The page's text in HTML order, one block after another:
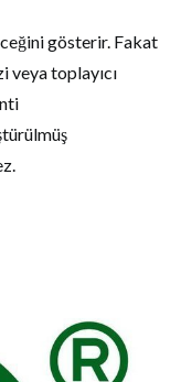
gösterir. Fakat
veya toplayıcı